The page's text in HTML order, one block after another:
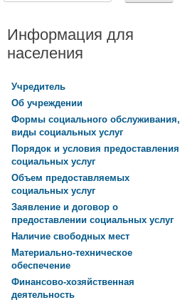
Информация для
населения
Учредитель
Об учреждении
Формы социального обслуживания,
виды социальных услуг
Порядок и условия предоставления
социальных услуг
Объем предоставляемых
социальных услуг
Заявление и договор о
предоставлении социальных услуг
Наличие свободных мест
Материально-техническое
обеспечение
Финансово-хозяйственная
деятельность